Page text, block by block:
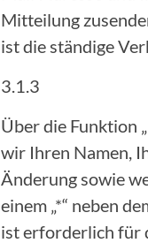
Mitteilung
ist die ständige
3.1.3
Über die Funktion
wir Ihren Namen,
Änderung sowie
einem „*“ neben
ist erforderlich für